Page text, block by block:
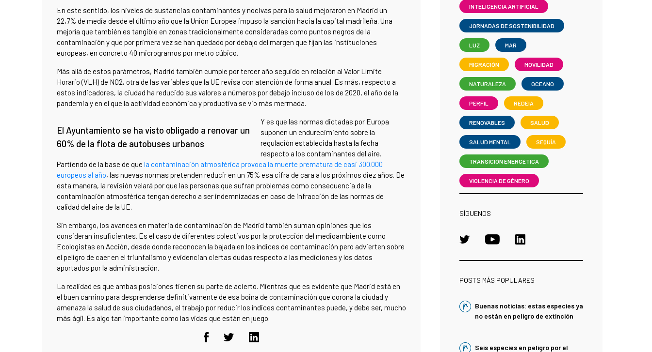
En este sentido, los niveles de sustancias contaminantes y nocivas para la salud mejoraron en Madrid un
22,7% de media desde el último año que la Unión Europea impuso la sanción hacia la capital madrileña. Una
mejoría que también es tangible en zonas tradicionalmente consideradas como puntos negros de la
contaminación y que por primera vez se han quedado por debajo del margen que fijan las instituciones
europeas, en concreto 40 microgramos por metro cúbico.
Más allá de estos parámetros, Madrid también cumple por tercer año seguido en relación al Valor Límite
Horario (VLH) de NO2, otra de las variables que la UE revisa con atención de forma anual. Es más, respecto a
estos indicadores, la ciudad ha reducido sus valores a números por debajo incluso de los de 2020, el año de la
pandemia y en el que la actividad económica y productiva se vio más mermada.
El Ayuntamiento se ha visto obligado a renovar un
60% de la flota de autobuses urbanos
Y es que las normas dictadas por Europa
suponen un endurecimiento sobre la
regulación establecida hasta la fecha
respecto a los contaminantes del aire.
Partiendo de la base de que la contaminación atmosférica provoca la muerte prematura de casi 300.000
europeos al año, las nuevas normas pretenden reducir en un 75% esa cifra de cara a los próximos diez años. De
esta manera, la revisión velará por que las personas que sufran problemas como consecuencia de la
contaminación atmosférica tengan derecho a ser indemnizadas en caso de infracción de las normas de
calidad del aire de la UE.
Sin embargo, los avances en materia de contaminación de Madrid también suman opiniones que los
consideran insuficientes. Es el caso de diferentes colectivos por la protección del medioambiente como
Ecologistas en Acción, desde donde reconocen la bajada en los índices de contaminación pero advierten sobre
el peligro de caer en el triunfalismo y evidencian ciertas dudas respecto a las mediciones y los datos
aportados por la administración.
La realidad es que ambas posiciones tienen su parte de acierto. Mientras que es evidente que Madrid está en
el buen camino para desprenderse definitivamente de esa boina de contaminación que corona la ciudad y
amenaza la salud de sus ciudadanos, el trabajo por reducir los índices contaminantes puede, y debe ser, mucho
más ágil. Es algo tan importante como las vidas que están en juego.
INTELIGENCIA ARTIFICIAL
JORNADAS DE SOSTENIBILIDAD
LUZ MAR
MIGRACIÓN MOVILIDAD
NATURALEZA OCEANO
PERFIL REDEIA
RENOVABLES SALUD
SALUD MENTAL SEQUÍA
TRANSICIÓN ENERGÉTICA
VIOLENCIA DE GÉNERO
SÍGUENOS
POSTS MÁS POPULARES
Buenas noticias: estas especies ya
no están en peligro de extinción
Seis especies en peligro por el